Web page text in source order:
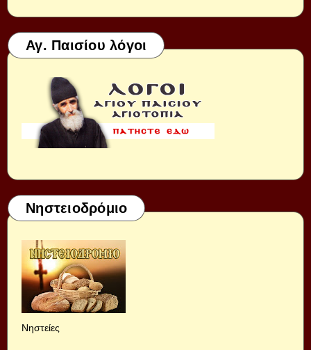
Αγ. Παισίου λόγοι
Νηστειοδρόμιο
Νηστείες